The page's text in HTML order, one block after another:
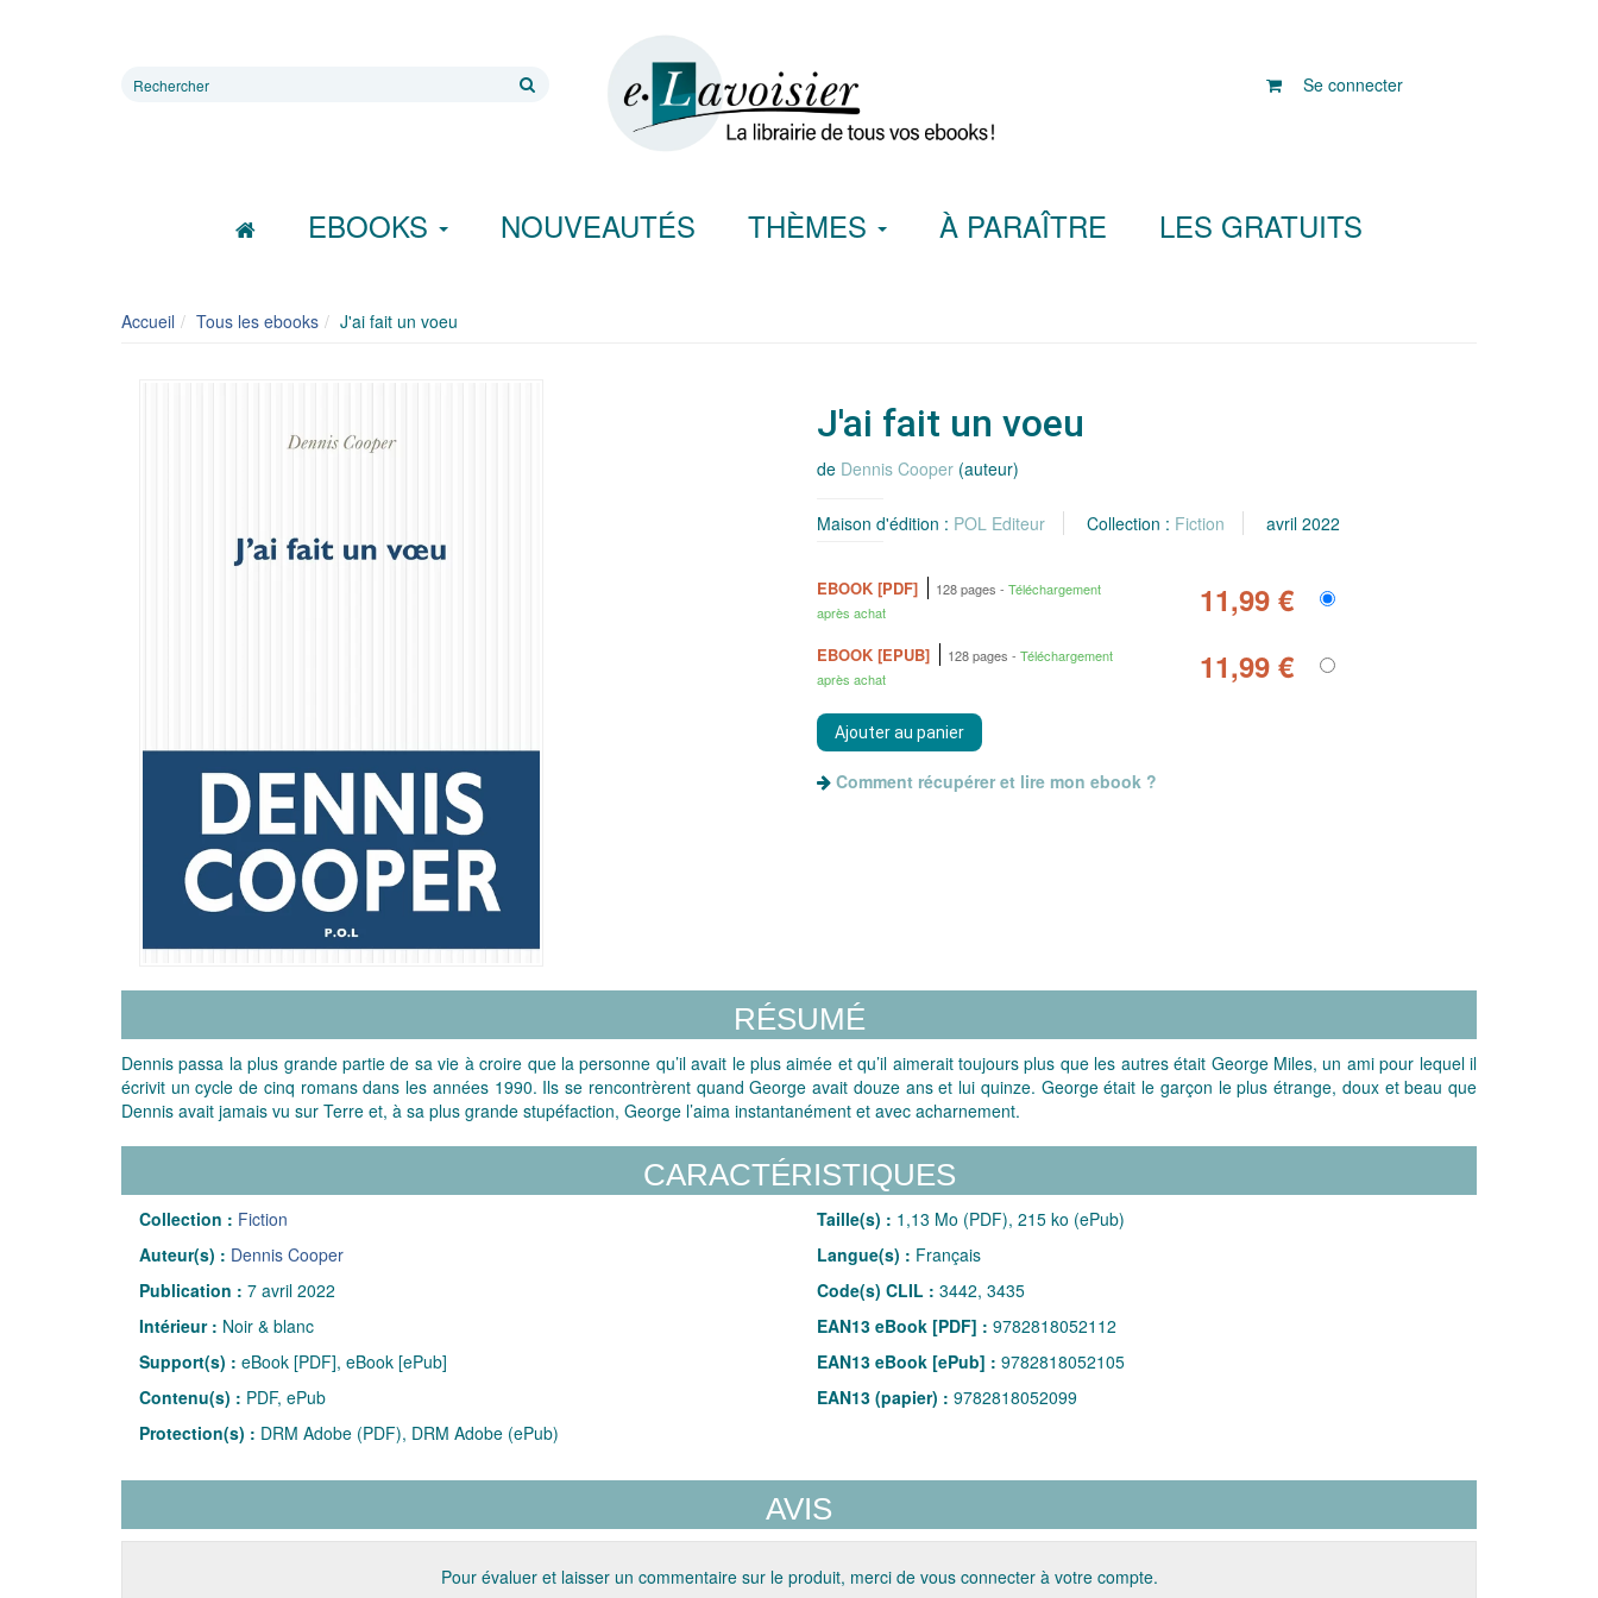
Rechercher
Se connecter
EBOOKS NOUVEAUTÉS THÈMES À PARAÎTRE LES GRATUITS
Accueil Tous les ebooks J'ai fait un voeu
J'ai fait un voeu
de Dennis Cooper (auteur)
Maison d'édition : POL Editeur Collection : Fiction avril 2022
EBOOK [PDF] 128 pages
Téléchargement
après achat
11,99 €
EBOOK [EPUB] 128 pages
Téléchargement
après achat
11,99 €
Comment récupérer et lire mon ebook ?
RÉSUMÉ
Dennis passa la plus grande partie de sa vie à croire que la personne qu’il avait le plus aimée et qu’il aimerait toujours plus que les autres était George Miles, un ami pour lequel il
écrivit un cycle de cinq romans dans les années 1990. Ils se rencontrèrent quand George avait douze ans et lui quinze. George était le garçon le plus étrange, doux et beau que
Dennis avait jamais vu sur Terre et, à sa plus grande stupéfaction, George l’aima instantanément et avec acharnement.
CARACTÉRISTIQUES
Collection : Fiction
Auteur(s) : Dennis Cooper
Publication : 7 avril 2022
Intérieur : Noir & blanc
Support(s) : eBook [PDF], eBook [ePub]
Contenu(s) : PDF, ePub
Protection(s) : DRM Adobe (PDF), DRM Adobe (ePub)
Taille(s) : 1,13 Mo (PDF), 215 ko (ePub)
Langue(s) : Français
Code(s) CLIL : 3442, 3435
EAN13 eBook [PDF] : 9782818052112
EAN13 eBook [ePub] : 9782818052105
EAN13 (papier) : 9782818052099
AVIS
Pour évaluer et laisser un commentaire sur le produit, merci de vous connecter à votre compte.